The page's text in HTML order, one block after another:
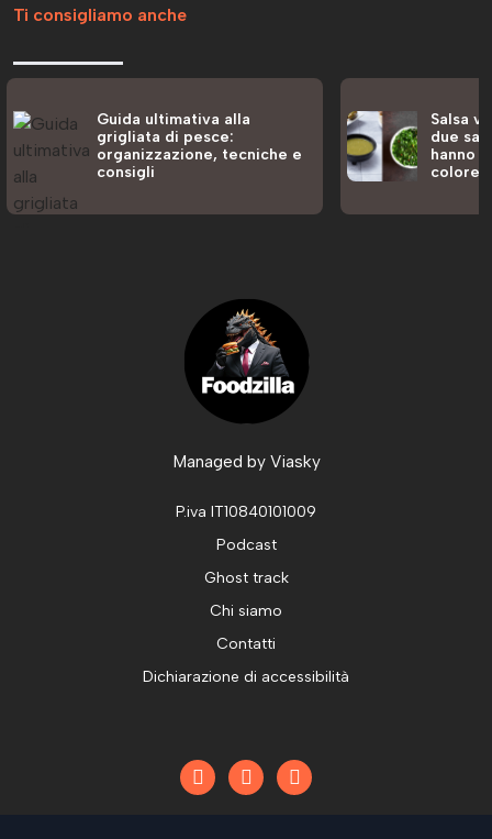
Ti consigliamo anche
Guida ultimativa alla
grigliata di pesce:
organizzazione, tecniche e
consigli
Salsa
due
hanno
colore
Managed by Viasky
P.iva IT10840101009
Podcast
Ghost track
Chi siamo
Contatti
Dichiarazione di accessibilità